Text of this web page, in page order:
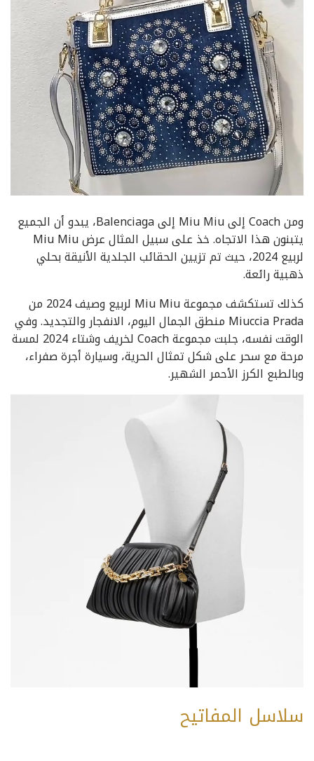
ومن Coach إلى Miu Miu إلى Balenciaga، يبدو أن الجميع
يتبنون هذا الاتجاه. خذ على سبيل المثال عرض Miu Miu
لربيع 2024، حيث تم تزيين الحقائب الجلدية الأنيقة بحلي
ذهبية رائعة.
كذلك تستكشف مجموعة Miu Miu لربيع وصيف 2024 من
Miuccia Prada منطق الجمال اليوم، الانفجار والتجديد. وفي
الوقت نفسه، جلبت مجموعة Coach لخريف وشتاء 2024 لمسة
مرحة مع سحر على شكل تمثال الحرية، وسيارة أجرة صفراء،
وبالطبع الكرز الأحمر الشهير.
سلاسل المفاتيح